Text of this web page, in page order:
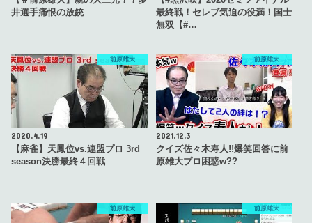
井選手痛恨の放銃
最終戦！セレブ気迫の役満！国士
無双【#…
前原雄大
2020.4.19
【麻雀】天鳳位vs.連盟プロ 3rd
season決勝最終４回戦
前原雄大
2021.12.3
クイズ佐々木寿人!!爆笑回答に前
原雄大プロ困惑w??
前原雄大 前原雄大